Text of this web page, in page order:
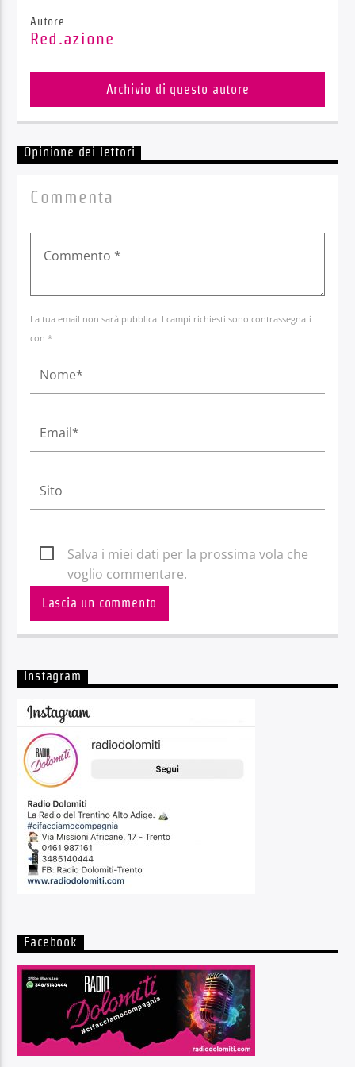
Autore
Red.azione
Archivio di questo autore
Opinione dei lettori
Commenta
La tua email non sarà pubblica. I campi richiesti sono contrassegnati
con *
Salva i miei dati per la prossima vola che
voglio commentare.
Instagram
Facebook